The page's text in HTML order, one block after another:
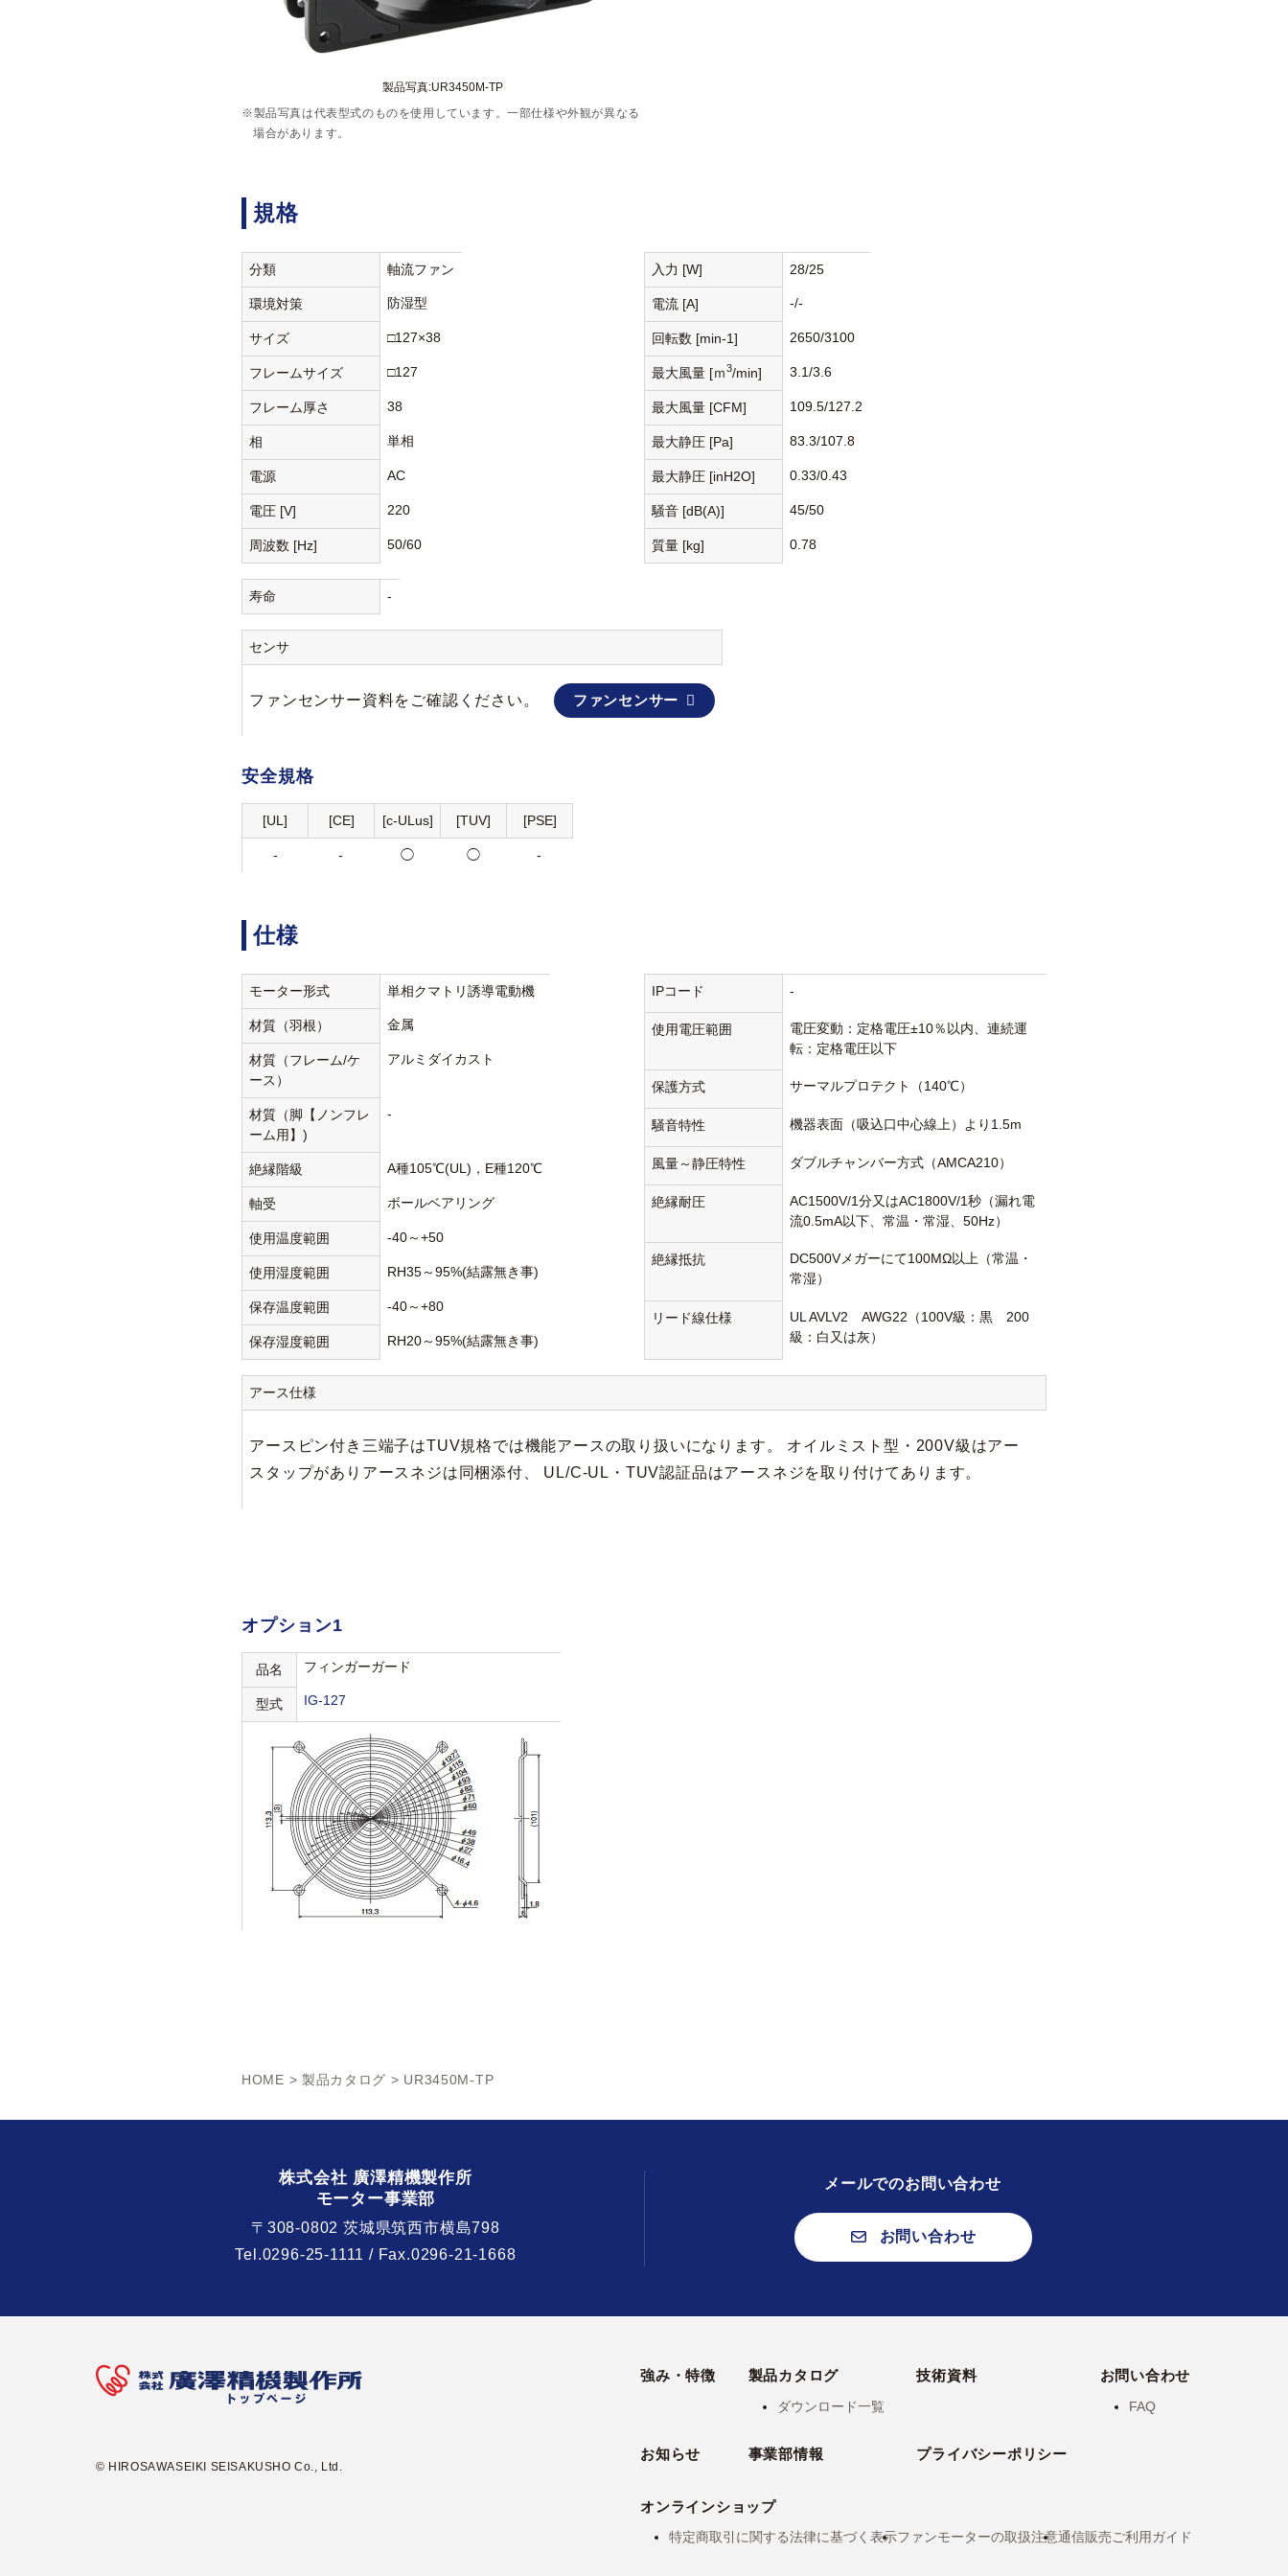
製品写真:UR3450M-TP
※製品写真は代表型式のものを使用しています。一部仕様や外観が異なる
場合があります。
規格
分類 軸流ファン
環境対策 防湿型
サイズ □127×38
フレームサイズ □127
フレーム厚さ 38
相 単相
電源 AC
電圧 [V] 220
周波数 [Hz] 50/60
入力 [W] 28/25
電流 [A] -/-
回転数 [min-1] 2650/3100
最大風量 [ｍ3/min] 3.1/3.6
最大風量 [CFM] 109.5/127.2
最大静圧 [Pa] 83.3/107.8
最大静圧 [inH2O] 0.33/0.43
騒音 [dB(A)] 45/50
質量 [kg] 0.78
寿命 -
センサ
ファンセンサー資料をご確認ください。 ファンセンサー
安全規格
[UL] [CE] [c-ULus] [TUV] [PSE]
- - ◯ ◯ -
仕様
モーター形式 単相クマトリ誘導電動機
材質（羽根） 金属
材質（フレーム/ケ
ース）
アルミダイカスト
材質（脚【ノンフレ
ーム用】)
-
絶縁階級 A種105℃(UL)，E種120℃
軸受 ボールベアリング
使用温度範囲 -40～+50
使用湿度範囲 RH35～95%(結露無き事)
保存温度範囲 -40～+80
保存湿度範囲 RH20～95%(結露無き事)
IPコード -
使用電圧範囲
電圧変動：定格電圧±10％以内、連続運
転：定格電圧以下
保護方式 サーマルプロテクト（140℃）
騒音特性 機器表面（吸込口中心線上）より1.5m
風量～静圧特性 ダブルチャンバー方式（AMCA210）
絶縁耐圧
AC1500V/1分又はAC1800V/1秒（漏れ電
流0.5mA以下、常温・常湿、50Hz）
絶縁抵抗
DC500Vメガーにて100MΩ以上（常温・
常湿）
リード線仕様
UL AVLV2 AWG22（100V級：黒 200
級：白又は灰）
アース仕様
アースピン付き三端子はTUV規格では機能アースの取り扱いになります。 オイルミスト型・200V級はアー
スタップがありアースネジは同梱添付、 UL/C-UL・TUV認証品はアースネジを取り付けてあります。
オプション1
品名 フィンガーガード
型式 IG-127
HOME > 製品カタログ > UR3450M-TP
メールでのお問い合わせ
お問い合わせ
株式会社 廣澤精機製作所
モーター事業部
〒308-0802 茨城県筑西市横島798
Tel.0296-25-1111 / Fax.0296-21-1668
© HIROSAWASEIKI SEISAKUSHO Co., Ltd.
強み・特徴 製品カタログ
ダウンロード一覧
技術資料 お問い合わせ
FAQ
お知らせ 事業部情報 プライバシーポリシー
オンラインショップ
特定商取引に関する法律に基づく表示ファンモーターの取扱注意通信販売ご利用ガイド